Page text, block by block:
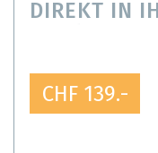
DIREKT IN
CHF 139.-